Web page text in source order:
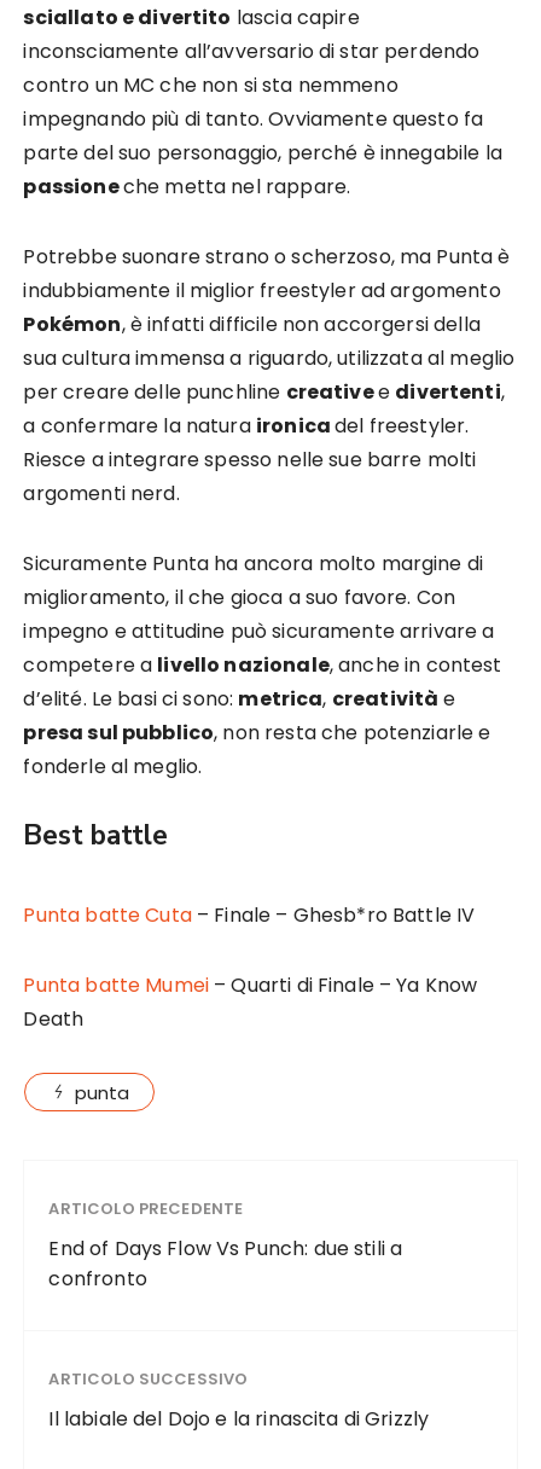
sciallato e divertito lascia capire
inconsciamente all’avversario di star perdendo
contro un MC che non si sta nemmeno
impegnando più di tanto. Ovviamente questo fa
parte del suo personaggio, perché è innegabile la
passioneche metta nel rappare.
Potrebbe suonare strano o scherzoso, ma Punta è
indubbiamente il miglior freestyler ad argomento
Pokémon, è infatti difficile non accorgersi della
sua cultura immensa a riguardo, utilizzata al meglio
per creare delle punchline creativee divertenti,
a confermare la natura ironicadel freestyler.
Riesce a integrare spesso nelle sue barre molti
argomenti nerd.
Sicuramente Punta ha ancora molto margine di
miglioramento, il che gioca a suo favore. Con
impegno e attitudine può sicuramente arrivare a
competere a livello nazionale, anche in contest
d’elité. Le basi ci sono: metrica, creatività e
presa sul pubblico, non resta che potenziarle e
fonderle al meglio.
Best battle
Punta batte Cuta– Finale – Ghesb*ro Battle IV
Punta batte Mumei – Quarti di Finale – Ya Know
Death
punta
ARTICOLO PRECEDENTE
End of Days Flow Vs Punch: due stili a
confronto
ARTICOLO SUCCESSIVO
Il labiale del Dojo e la rinascita di Grizzly